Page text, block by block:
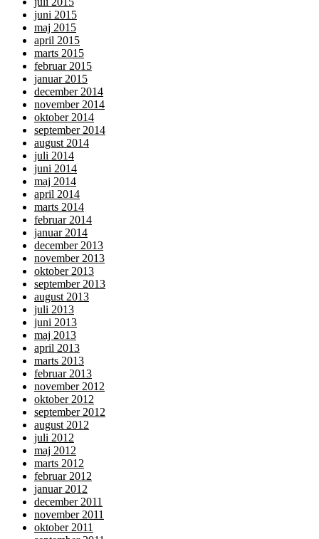
juni 2015
maj 2015
april 2015
marts 2015
februar 2015
januar 2015
december 2014
november 2014
oktober 2014
september 2014
august 2014
juli 2014
juni 2014
maj 2014
april 2014
marts 2014
februar 2014
januar 2014
december 2013
november 2013
oktober 2013
september 2013
august 2013
juli 2013
juni 2013
maj 2013
april 2013
marts 2013
februar 2013
november 2012
oktober 2012
september 2012
august 2012
juli 2012
maj 2012
marts 2012
februar 2012
januar 2012
december 2011
november 2011
oktober 2011